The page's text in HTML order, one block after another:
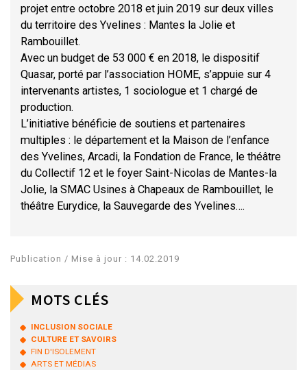
projet entre octobre 2018 et juin 2019 sur deux villes
du territoire des Yvelines : Mantes la Jolie et
Rambouillet.
Avec un budget de 53 000 € en 2018, le dispositif
Quasar, porté par l’association HOME, s’appuie sur 4
intervenants artistes, 1 sociologue et 1 chargé de
production.
L’initiative bénéficie de soutiens et partenaires
multiples : le département et la Maison de l’enfance
des Yvelines, Arcadi, la Fondation de France, le théâtre
du Collectif 12 et le foyer Saint-Nicolas de Mantes-la
Jolie, la SMAC Usines à Chapeaux de Rambouillet, le
théâtre Eurydice, la Sauvegarde des Yvelines….
Publication / Mise à jour : 14.02.2019
MOTS CLÉS
INCLUSION SOCIALE
CULTURE ET SAVOIRS
FIN D'ISOLEMENT
ARTS ET MÉDIAS